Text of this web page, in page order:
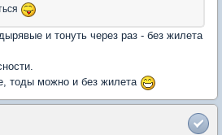
и тонуть через раз - без жилета
тоды можно и без жилета